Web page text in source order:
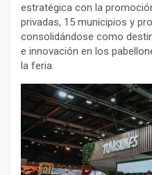
estratégica con la
privadas, 15 municipios y
consolidándose como
e innovación en los
la feria.